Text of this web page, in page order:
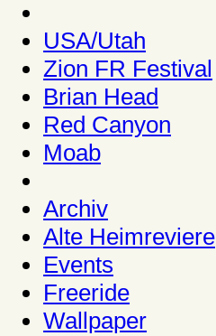
USA/Utah
Zion FR Festival
Brian Head
Red Canyon
Moab
Archiv
Alte Heimreviere
Events
Freeride
Wallpaper